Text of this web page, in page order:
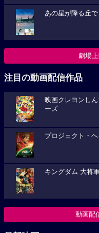
あの星が降る丘
劇場
注目の動画配信作品
映画クレヨンし
ーズ
プロジェクト・
キングダム 大将
動画配